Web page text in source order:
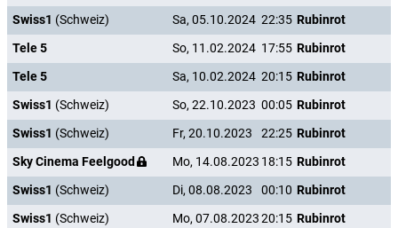
Swiss1 (Schweiz) Sa, 05.10.2024 22:35 Rubinrot
Tele 5
So, 11.02.2024 17:55 Rubinrot
Tele 5
Sa, 10.02.2024 20:15 Rubinrot
Swiss1 (Schweiz) So, 22.10.2023 00:05 Rubinrot
Swiss1 (Schweiz) Fr, 20.10.2023 22:25 Rubinrot
Sky Cinema Feelgood
Mo, 14.08.2023 18:15 Rubinrot
Swiss1 (Schweiz) Di, 08.08.2023 00:10 Rubinrot
Swiss1 (Schweiz) Mo, 07.08.202320:15 Rubinrot